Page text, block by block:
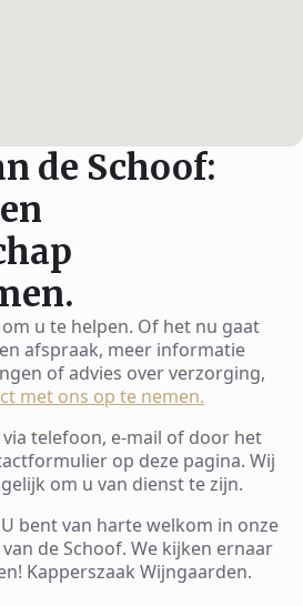
de Schoof:
u te helpen. Of het nu gaat
afspraak, meer informatie
of advies over verzorging,
met ons op te nemen.
telefoon, e-mail of door het
op deze pagina. Wij
om u van dienst te zijn.
U bent van harte welkom in onze
de Schoof. We kijken ernaar
Kapperszaak Wijngaarden.